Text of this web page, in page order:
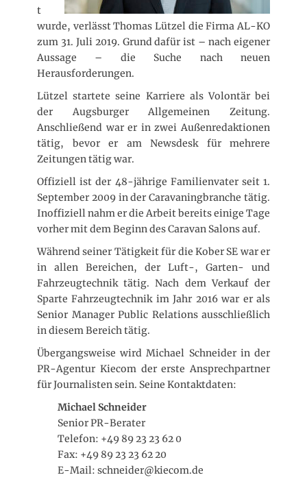
c
a
m
t
wurde, verlässt Thomas Lützel die Firma AL-KO
zum 31. Juli 2019. Grund dafür ist – nach eigener
Aussage – die Suche nach neuen
Herausforderungen.
Lützel startete seine Karriere als Volontär bei
der Augsburger Allgemeinen Zeitung.
Anschließend war er in zwei Außenredaktionen
tätig, bevor er am Newsdesk für mehrere
Zeitungen tätig war.
Offiziell ist der 48-jährige Familienvater seit 1.
September 2009 in der Caravaningbranche tätig.
Inoffiziell nahm er die Arbeit bereits einige Tage
vorher mit dem Beginn des Caravan Salons auf.
Während seiner Tätigkeit für die Kober SE war er
in allen Bereichen, der Luft-, Garten- und
Fahrzeugtechnik tätig. Nach dem Verkauf der
Sparte Fahrzeugtechnik im Jahr 2016 war er als
Senior Manager Public Relations ausschließlich
in diesem Bereich tätig.
Übergangsweise wird Michael Schneider in der
PR-Agentur Kiecom der erste Ansprechpartner
für Journalisten sein. Seine Kontaktdaten:
Michael Schneider
Senior PR-Berater
Telefon: +49 89 23 23 62 0
Fax: +49 89 23 23 62 20
E-Mail: schneider@kiecom.de